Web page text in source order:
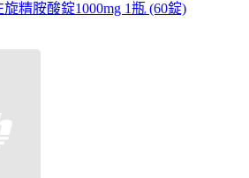
精胺酸錠1000mg 1瓶 (60錠)